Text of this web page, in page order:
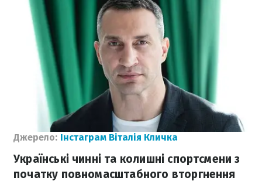
Джерело: Інстаграм Віталія Кличка
Українські чинні та колишні спортсмени з
початку повномасштабного вторгнення